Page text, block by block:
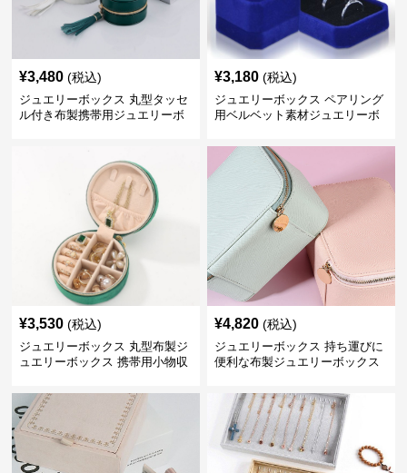
¥3,480 (税込)
ジュエリーボックス 丸型タッセ
ル付き布製携帯用ジュエリーボ
¥3,180 (税込)
ジュエリーボックス ペアリング
用ベルベット素材ジュエリーボ
¥3,530 (税込)
ジュエリーボックス 丸型布製ジ
ュエリーボックス 携帯用小物収
¥4,820 (税込)
ジュエリーボックス 持ち運びに
便利な布製ジュエリーボックス